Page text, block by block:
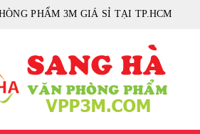
PHẨM 3M GIÁ SỈ TẠI TP.HCM